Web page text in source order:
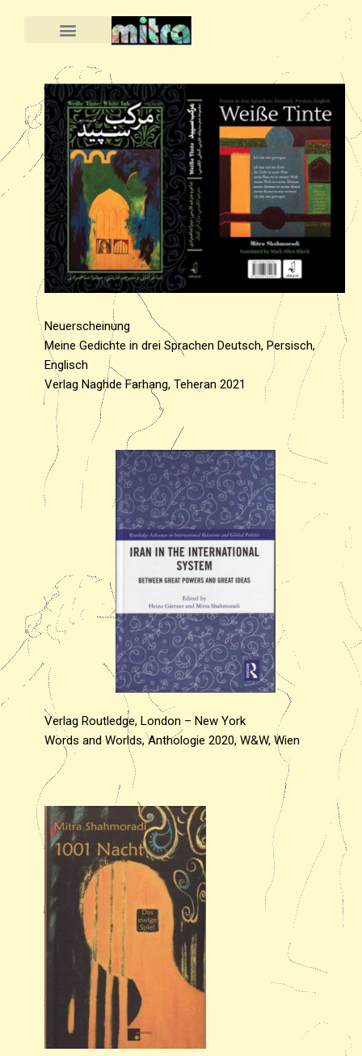
Neuerscheinung
Meine Gedichte in drei Sprachen Deutsch, Persisch,
Englisch
Verlag Naghde Farhang, Teheran 2021
Verlag Routledge, London – New York
Words and Worlds, Anthologie 2020, W&W, Wien